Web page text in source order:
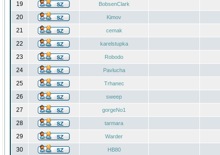
19 BobsenClark
20 Kimov
21 cemak
22 karelstupka
23 Robodo
24 Pavlucha
25 Trhanec
26 sweep
27 gorgeNo1
28 tarmara
29 Warder
30 HB80